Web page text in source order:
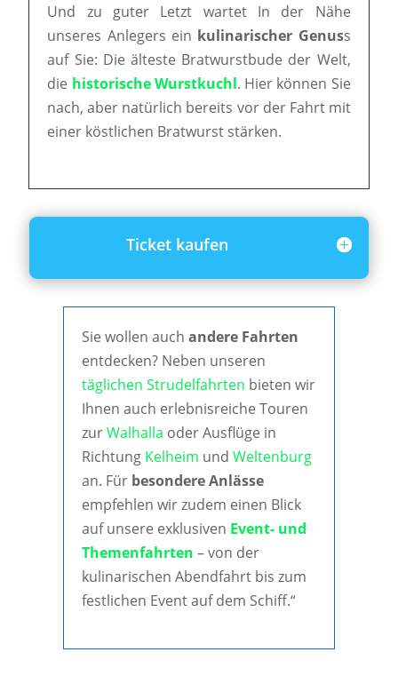
Und zu guter Letzt wartet In der Nähe
unseres Anlegers ein kulinarischer Genuss
auf Sie: Die älteste Bratwurstbude der Welt,
die historische Wurstkuchl. Hier können Sie
nach, aber natürlich bereits vor der Fahrt mit
einer köstlichen Bratwurst stärken.
Ticket kaufen
Sie wollen auch andere Fahrten
entdecken? Neben unseren
täglichen Strudelfahrten bieten wir
Ihnen auch erlebnisreiche Touren
zurWalhalla oder Ausflüge in
Richtung Kelheim und Weltenburg
an. Für besondere Anlässe
empfehlen wir zudem einen Blick
auf unsere exklusiven Event- und
Themenfahrten – von der
kulinarischen Abendfahrt bis zum
festlichen Event auf dem Schiff.“